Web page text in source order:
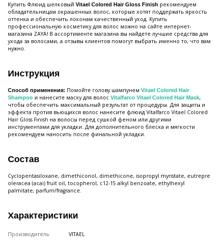
Купить Флюид шелковый Vitael Colored Hair Gloss Finish рекомендуем
обладательницам окрашенных волос, которые хотят поддержать яркость
оттенка и обеспечить локонам качественный уход. Купить
профессиональную косметику для волос можно на сайте интернет-
магазина ZAYA! В ассортименте магазина вы найдете лучшие средства для
ухода за волосами, а отзывы клиентов помогут выбрать именно то, что вам
нужно.
Инструкция
Способ применения: Помойте голову шампунем Vitael Colored Hair
Shampoo и нанесите маску для волос Vitalfarco Vitael Colored Hair Mask,
чтобы обеспечить максимальный результат от процедуры. Для защиты и
эффекта против вьющихся волос нанесите флюид Vitalfarco Vitael Colored
Hair Gloss Finish на волосы перед сушкой феном или другими
инструментами для укладки. Для дополнительного блеска и мягкости
рекомендуем наносить после финальной укладки.
Состав
Cyclopentasiloxane, dimethiconol, dimethicone, isopropyl myristate, eutrepre
oleracea (acai) fruit oil, tocopherol, c12-15 alkyl benzoate, ethylhexyl
palmitate, parfum/fragrance.
Характеристики
Производитель
VITAEL